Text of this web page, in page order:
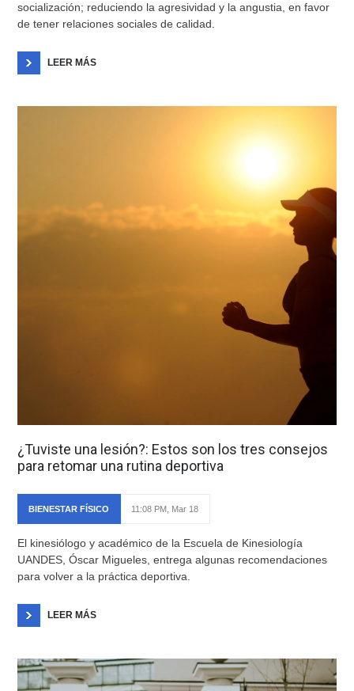
socialización; reduciendo la agresividad y la angustia, en favor
de tener relaciones sociales de calidad.
LEER MÁS
¿Tuviste una lesión?: Estos son los tres consejos
para retomar una rutina deportiva
BIENESTAR FÍSICO 11:08 PM, Mar 18
El kinesiólogo y académico de la Escuela de Kinesiología
UANDES, Óscar Migueles, entrega algunas recomendaciones
para volver a la práctica deportiva.
LEER MÁS